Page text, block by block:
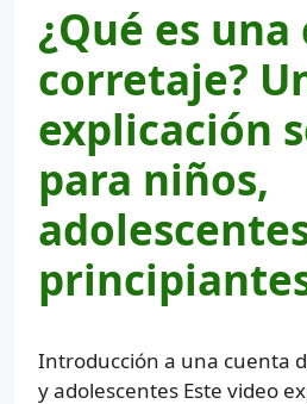
¿Qué es
corretaje?
explicación
para niños,
Introducción a una cuenta
y adolescentes Este video